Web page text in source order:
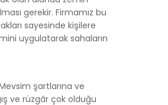
gerekir. Firmamız bu
sayesinde kişilere
uygulatarak sahaların
şartlarına ve
ve rüzgâr çok olduğu